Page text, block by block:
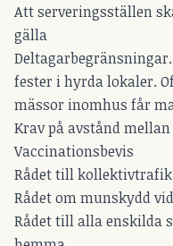
Att serveringsställen
gälla
fester i hyrda lokaler.
mässor inomhus får
Krav på avstånd
Vaccinationsbevis
Rådet till
Rådet om munskydd
Rådet till alla enskilda